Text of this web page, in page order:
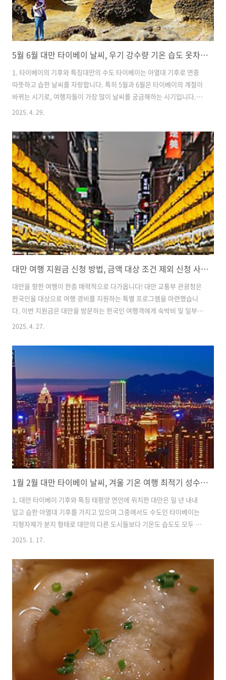
5월 6월 대만 타이베이 날씨, 우기 강수량 기온 습도 옷차림 여행 시기
1. 타이베이의 기후와 특징대만의 수도 타이베이는 아열대 기후로 연중
따뜻하고 습한 날씨를 자랑합니다. 특히 5월과 6월은 타이베이의 계절이
바뀌는 시기로, 여행자들이 가장 많이 날씨를 궁금해하는 시기입니다. 이
번 글에서는 타이베이 5월과 6월의 날씨를 기온과 강수량 중심으로 비교
었으면 합니다. 대만 타이베이 4대 야시장, 유명 먹거리 대만 타이베이 4
대 야시장, 현지인 유명 먹거리 꼭 가봐야 하는 곳 찾아가는대만 타이베
이 야시장 문화 대만 어느 지역을 여행해도 방문해야 하는 유명한 야시장
은 꼭 있으며 야시장을 빼고 대만 여행을 얘기할 수 없을 정도로 핫플레
이스이며 매력이 넘치는 장소입니다janjan167.com맛과 분위기, 타이
베이..
2025. 4. 29.
대만 여행 지원금 신청 방법, 금액 대상 조건 제외 신청 사이트 당첨 유효기간
대만을 향한 여행이 한층 매력적으로 다가옵니다! 대만 교통부 관광청은
한국인을 대상으로 여행 경비를 지원하는 특별 프로그램을 마련했습니
다. 이번 지원금은 대만을 방문하는 한국인 여행객에게 숙박비 및 일부
체험 활동에 대한 비용을 보조해 주어, 부담을 덜고 더욱 풍성한 여행을
된 것을 보면 매우 폭넓게 혜택을 주고 있는 것 같습니다. 대만 여행을 꿈
꾸는 분들이라면 이번 기회를 절대 놓치지 마세요! 신청 방법부터 대상
조건까지 꼼꼼히 확인해보시길 바랍니다.대만 여행 지원금 신청 바로가
기👆 ✅ 신청 방법대만 여행 지원금을 신청하려면 먼저 대만관광청 한국
사무소 공식 웹사이트에 접속하여 지원 프로그램 페이지로 이동해야 합
니다. 지원금 신..
2025. 4. 27.
1월 2월 대만 타이베이 날씨, 겨울 기온 여행 최적기 성수기 옷차림 강수량
1. 대만 타이베이 기후와 특징 태평양 연안에 위치한 대만은 일 년 내내
덥고 습한 아열대 기후를 가지고 있으며 그중에서도 수도인 타이베이는
지형자체가 분지 형태로 대만의 다른 도시들보다 기온도 습도도 모두 높
은 특징이 있습니다. 언제 방문해도 비가 자주 내리고 장마는 두 차례나
해야 하는 여행지입니다. 사계절은 있지만 봄과 가을은 짧은 편이며 여름
이 긴편으로 5월에서 9월 사이를 여름으로 봅니다. 여름은 우기라고 불
릴 정도로 많은 비가 내리며 2주 동안 하루도 빠짐없이 비가 내리는 경우
도 있으며 8월 한 달만 300mm가 넘는 비가 내리기 때문에 여행 시 주의
해야 합니다. 하지만 10월에서 4월 사이 비가 적게 내려서 여행하기..
2025. 1. 17.